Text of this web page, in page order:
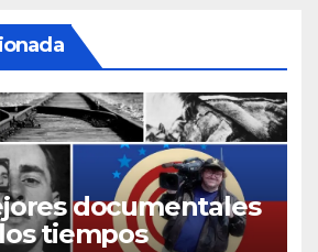
documentales
tiempos